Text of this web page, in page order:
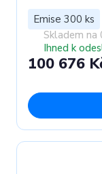
Emise 300 ks
Skladem na
Ihned k
100 676